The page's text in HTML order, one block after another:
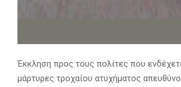
Έκκληση προς τους πολίτες που
μάρτυρες τροχαίου ατυχήματος